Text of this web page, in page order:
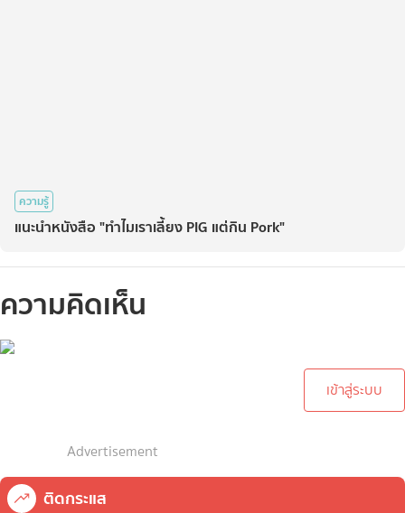
ความรู้
แนะนำหนังสือ "ทำไมเราเลี้ยง PIG แต่กิน Pork"
ความคิดเห็น
เข้าสู่ระบบ
Advertisement
ติดกระแส